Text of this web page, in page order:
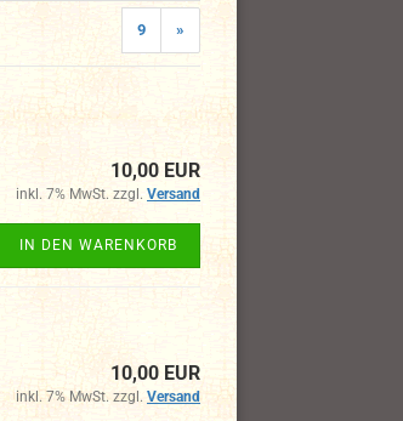
9 »
10,00 EUR
inkl. 7% MwSt. zzgl. Versand
IN DEN WARENKORB
10,00 EUR
inkl. 7% MwSt. zzgl. Versand